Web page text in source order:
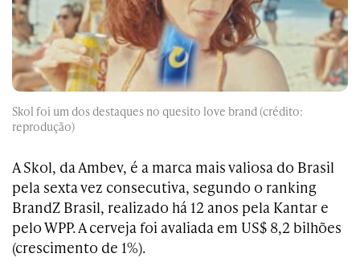
Skol foi um dos destaques no quesito love brand (crédito:
reprodução)
A Skol, da Ambev, é a marca mais valiosa do Brasil
pela sexta vez consecutiva, segundo o ranking
BrandZ Brasil, realizado há 12 anos pela Kantar e
pelo WPP. A cerveja foi avaliada em US$ 8,2 bilhões
(crescimento de 1%).